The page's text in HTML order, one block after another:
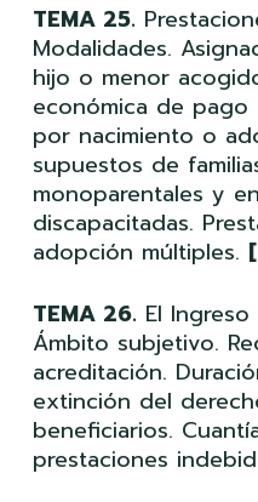
TEMA 25.
Modalidades.
hijo o menor
económica de
por nacimiento o
supuestos de
monoparentales y
discapacitadas.
adopción múltiples.
TEMA 26. El
Ámbito subjetivo.
acreditación.
extinción del
beneficiarios.
prestaciones